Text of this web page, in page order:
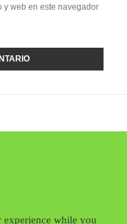
y web en este navegador
experience while you